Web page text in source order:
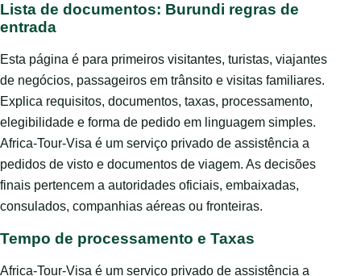
Lista de documentos: Burundi regras de
entrada
Esta página é para primeiros visitantes, turistas, viajantes
de negócios, passageiros em trânsito e visitas familiares.
Explica requisitos, documentos, taxas, processamento,
elegibilidade e forma de pedido em linguagem simples.
Africa-Tour-Visa é um serviço privado de assistência a
pedidos de visto e documentos de viagem. As decisões
finais pertencem a autoridades oficiais, embaixadas,
consulados, companhias aéreas ou fronteiras.
Tempo de processamento e Taxas
Africa-Tour-Visa é um serviço privado de assistência a